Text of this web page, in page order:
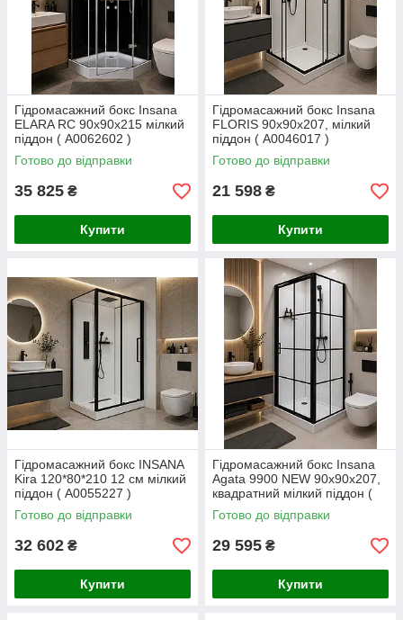
Гідромасажний бокс Insana
ELARA RC 90х90х215 мілкий
піддон ( А0062602 )
Готово до відправки
35 825 ₴
Купити
Гідромасажний бокс Insana
FLORIS 90x90x207, мілкий
піддон ( А0046017 )
Готово до відправки
21 598 ₴
Купити
Гідромасажний бокс INSANA
Kira 120*80*210 12 см мілкий
піддон ( А0055227 )
Готово до відправки
32 602 ₴
Купити
Гідромасажний бокс Insana
Agata 9900 NEW 90x90x207,
квадратний мілкий піддон (
А0048357 )
Готово до відправки
29 595 ₴
Купити